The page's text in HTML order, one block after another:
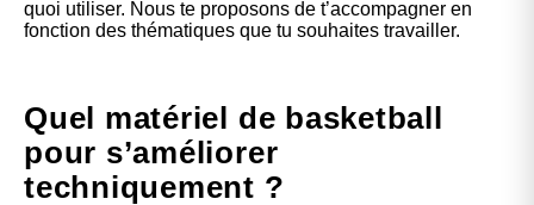
quoi utiliser. Nous te proposons de t’accompagner en
fonction des thématiques que tu souhaites travailler.
Quel matériel de basketball
pour s’améliorer
techniquement ?